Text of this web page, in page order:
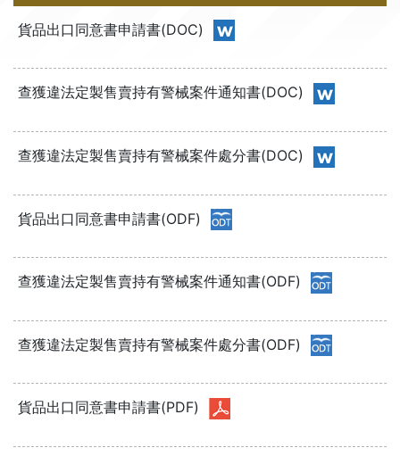
貨品出口同意書申請書(DOC)
查獲違法定製售賣持有警械案件通知書(DOC)
查獲違法定製售賣持有警械案件處分書(DOC)
貨品出口同意書申請書(ODF)
查獲違法定製售賣持有警械案件通知書(ODF)
查獲違法定製售賣持有警械案件處分書(ODF)
貨品出口同意書申請書(PDF)